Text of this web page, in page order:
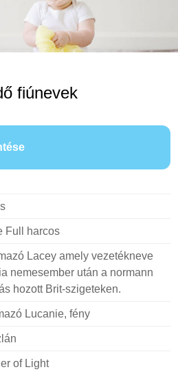
fiúnevek
Full harcos
Lacey amely vezetékneve
nemesember után a normann
hozott Brit-szigeteken.
Lucanie, fény
of Light